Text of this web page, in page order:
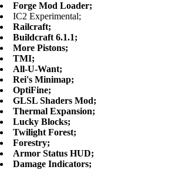
Forge Mod Loader;
IC2 Experimental;
Railcraft;
Buildcraft 6.1.1;
More Pistons;
TMI;
All-U-Want;
Rei's Minimap;
OptiFine;
GLSL Shaders Mod;
Thermal Expansion;
Lucky Blocks;
Twilight Forest;
Forestry;
Armor Status HUD;
Damage Indicators;